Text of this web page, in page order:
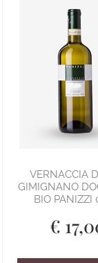
VERNACCIA
GIMIGNANO
BIO PANIZZI
€